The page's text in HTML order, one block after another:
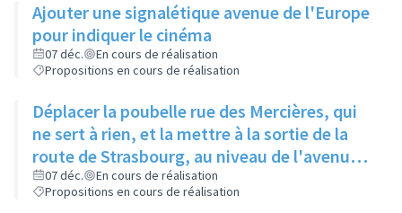
Ajouter une signalétique avenue de l'Europe
pour indiquer le cinéma
07 déc.
En cours de réalisation
Propositions en cours de réalisation
Déplacer la poubelle rue des Mercières, qui
ne sert à rien, et la mettre à la sortie de la
route de Strasbourg, au niveau de l'avenue
Jean Moulin, en face de l'immeuble en
construction
07 déc.
En cours de réalisation
Propositions en cours de réalisation